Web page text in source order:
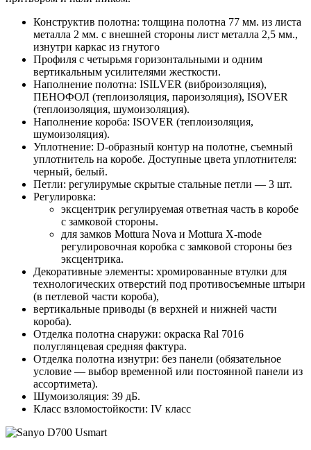
Конструктив полотна: толщина полотна 77 мм. из листа
металла 2 мм. с внешней стороны лист металла 2,5 мм.,
изнутри каркас из гнутого
Профиля с четырьмя горизонтальными и одним
вертикальным усилителями жесткости.
Наполнение полотна: ISILVER (виброизоляция),
ПЕНОФОЛ (теплоизоляция, пароизоляция), ISOVER
(теплоизоляция, шумоизоляция).
Наполнение короба: ISOVER (теплоизоляция,
шумоизоляция).
Уплотнение: D-образный контур на полотне, съемный
уплотнитель на коробе. Доступные цвета уплотнителя:
черный, белый.
Петли: регулирумые скрытые стальные петли — 3 шт.
Регулировка:
эксцентрик регулируемая ответная часть в коробе
с замковой стороны.
для замков Mottura Nova и Mottura X-mode
регулировочная коробка с замковой стороны без
эксцентрика.
Декоративные элементы: хромированные втулки для
технологических отверстий под противосъемные штыри
(в петлевой части короба),
вертикальные приводы (в верхней и нижней части
короба).
Отделка полотна снаружи: окраска Ral 7016
полуглянцевая средняя фактура.
Отделка полотна изнутри: без панели (обязательное
условие — выбор временной или постоянной панели из
ассортимета).
Шумоизоляция: 39 дБ.
Класс взломостойкости: IV класс